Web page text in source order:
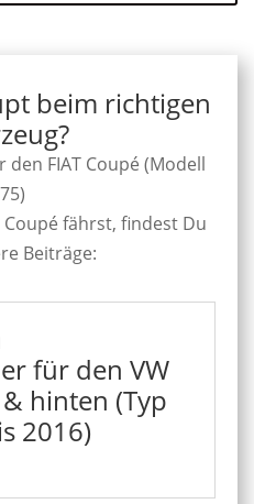
beim richtigen
FIAT Coupé (Modell
fährst, findest Du
Beiträge:
für den VW
hinten (Typ
2016)